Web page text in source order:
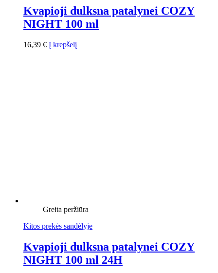
Kvapioji dulksna patalynei COZY
NIGHT 100 ml
16,39 € Į krepšelį
Greita peržiūra
Kitos prekės sandėlyje
Kvapioji dulksna patalynei COZY
NIGHT 100 ml 24H